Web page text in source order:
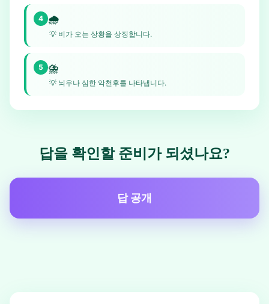
4 🌧️
💡 비가 오는 상황을 상징합니다.
5 ⛈️
💡 뇌우나 심한 악천후를 나타냅니다.
답을 확인할 준비가 되셨나요?
답 공개